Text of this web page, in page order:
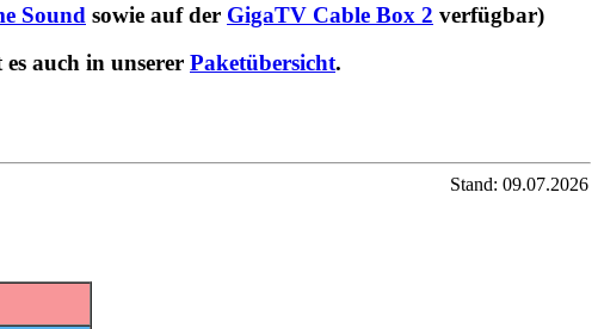
Sound sowie auf der GigaTV Cable Box 2 verfügbar)
auch in unserer Paketübersicht.
Stand: 09.07.2026